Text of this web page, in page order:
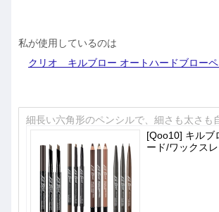
私が使用しているのは
クリオ キルブロー オートハードブロー
細長い六角形のペンシルで、細さも太さも
[Qoo10] キルブ
ード/ワックスレ